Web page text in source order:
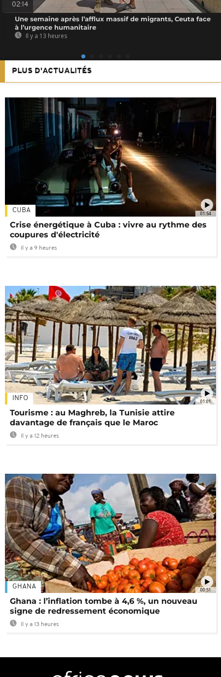
02:14
Une semaine après l’afflux massif de migrants, Ceuta face
à l’urgence humanitaire
Il y a 13 heures
PLUS D'ACTUALITÉS
01:54
CUBA
Crise énergétique à Cuba : vivre au rythme des
coupures d'électricité
Il y a 9 heures
01:01
INFO
Tourisme : au Maghreb, la Tunisie attire
davantage de français que le Maroc
Il y a 12 heures
00:51
GHANA
Ghana : l’inflation tombe à 4,6 %, un nouveau
signe de redressement économique
Il y a 13 heures